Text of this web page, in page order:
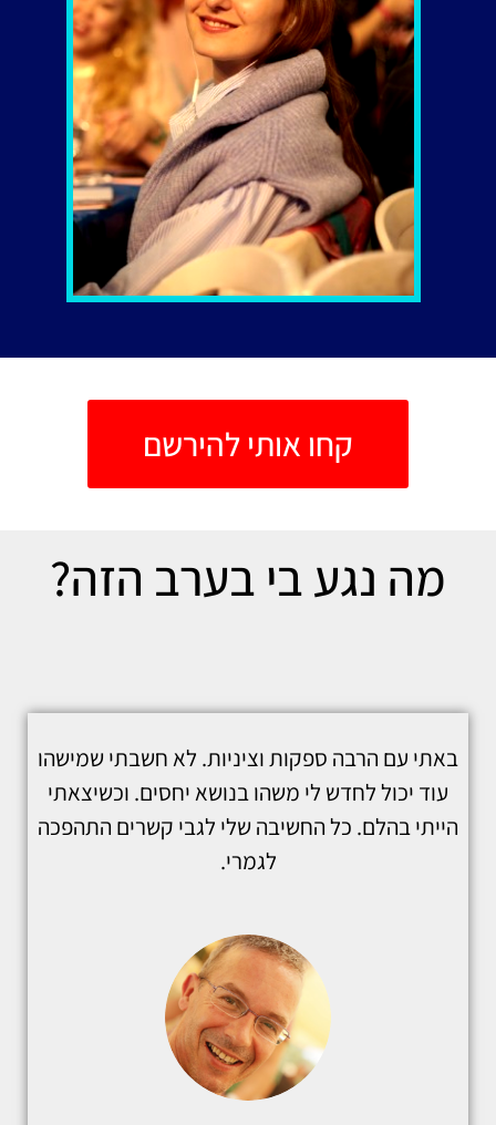
קחו אותי להירשם
מה נגע בי בערב הזה?
באתי עם הרבה ספקות וציניות. לא חשבתי שמישהו
עוד יכול לחדש לי משהו בנושא יחסים. וכשיצאתי
הייתי בהלם. כל החשיבה שלי לגבי קשרים התהפכה
לגמרי.